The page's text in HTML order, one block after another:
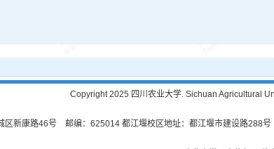
Copyright 2025 四川农业大学. Sichuan Agricultural
区新康路46号 邮编：625014 都江堰校区地址：都江堰市建设路288